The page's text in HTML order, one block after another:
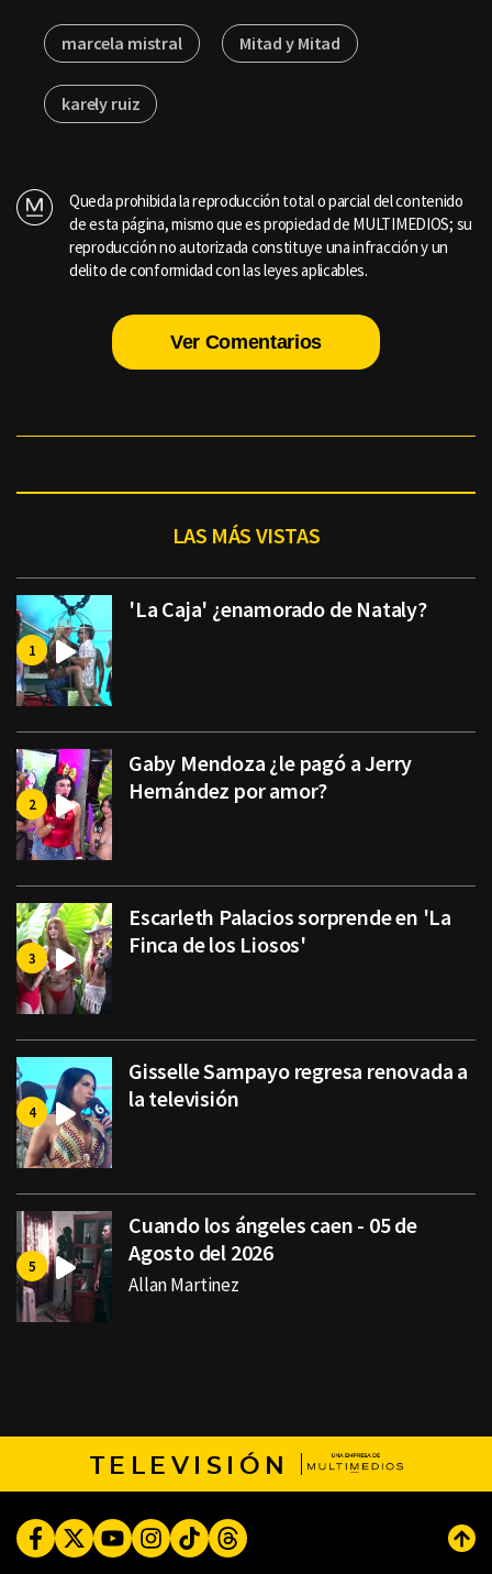
marcela mistral Mitad y Mitad
karely ruiz
Queda prohibida la reproducción total o parcial del contenido
de esta página, mismo que es propiedad de MULTIMEDIOS; su
reproducción no autorizada constituye una infracción y un
delito de conformidad con las leyes aplicables.
Ver Comentarios
LAS MÁS VISTAS
'La Caja' ¿enamorado de Nataly?
Gaby Mendoza ¿le pagó a Jerry
Hernández por amor?
Escarleth Palacios sorprende en 'La
Finca de los Liosos'
Gisselle Sampayo regresa renovada a
la televisión
Cuando los ángeles caen - 05 de
Agosto del 2026
Allan Martinez
TELEVISIÓN
FacebookTwitterYoutubeInstagram
TikTokThreads